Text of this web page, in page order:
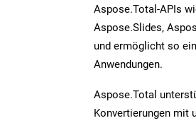
Aspose.Total-APIs
Aspose.Slides,
und ermöglicht so
Anwendungen.
Aspose.Total
Konvertierungen mit